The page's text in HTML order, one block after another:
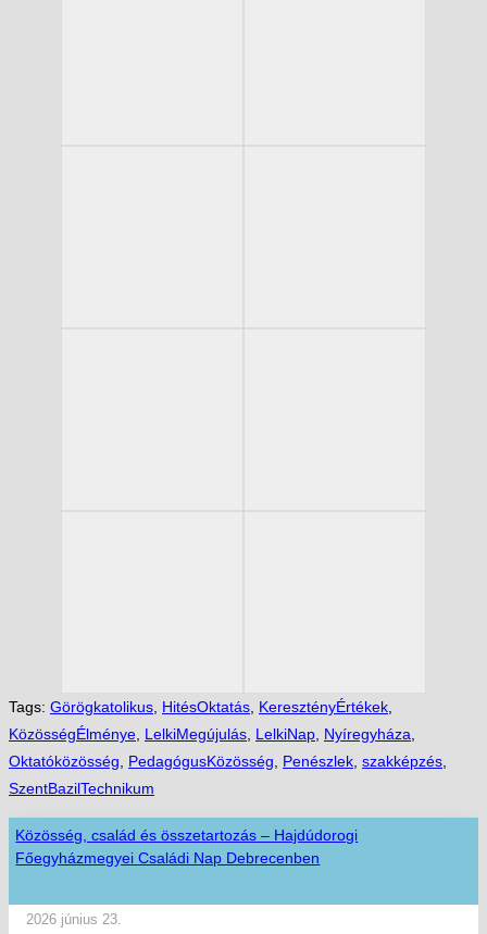
Tags: Görögkatolikus HitésOktatás KeresztényÉrtékek
KözösségÉlménye LelkiMegújulás LelkiNap Nyíregyháza
Oktatóközösség
PedagógusKözösség Penészlek szakképzés
SzentBazilTechnikum
Közösség, család és összetartozás – Hajdúdorogi
Főegyházmegyei Családi Nap Debrecenben
2026 június 23.